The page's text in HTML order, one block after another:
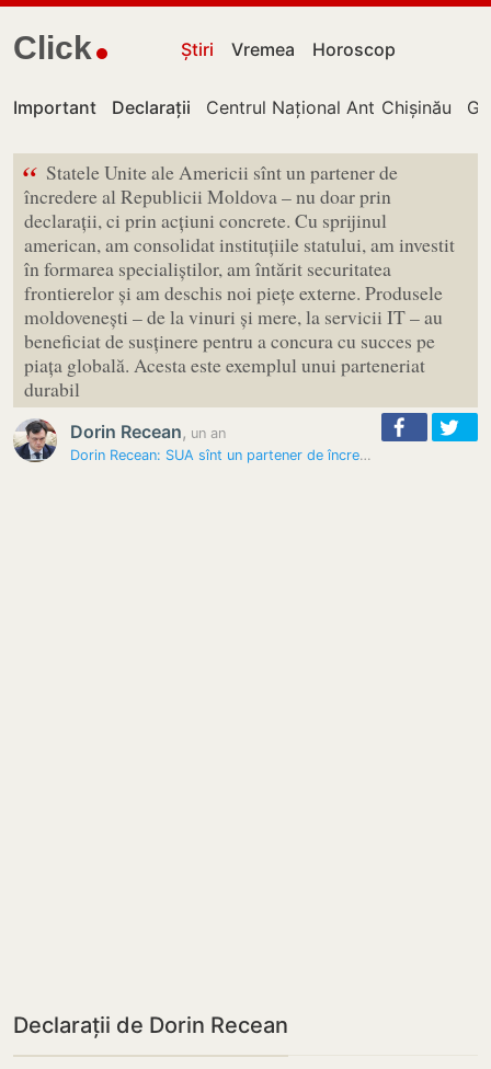
Click Știri Vremea Horoscop
Important Declarații Centrul Național Anticorupție
Chișinău
“ Statele Unite ale Americii sînt un partener de
încredere al Republicii Moldova – nu doar prin
declarații, ci prin acțiuni concrete. Cu sprijinul
american, am consolidat instituțiile statului, am investit
în formarea specialiștilor, am întărit securitatea
frontierelor și am deschis noi piețe externe. Produsele
moldovenești – de la vinuri și mere, la servicii IT – au
beneficiat de susținere pentru a concura cu succes pe
piața globală. Acesta este exemplul unui parteneriat
durabil
Dorin Recean, un an
Dorin Recean: SUA sînt un partener de încredere al Republicii Moldova
Declarații de Dorin Recean